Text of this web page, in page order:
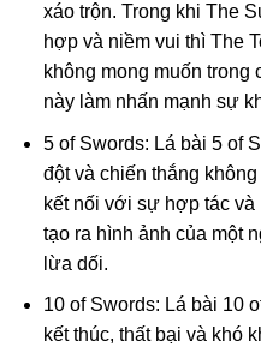
xáo trộn. Trong khi The
hợp và niềm vui thì The
không mong muốn trong
này làm nhấn mạnh sự
5 of Swords: Lá bài 5 of
đột và chiến thắng
kết nối với sự hợp tác và
tạo ra hình ảnh của một
lừa dối.
10 of Swords: Lá bài 10
kết thúc, thất bại và khó